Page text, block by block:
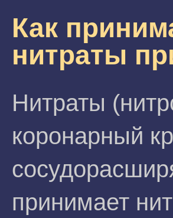
Как
нитраты
Нитраты
коронарный
принимает